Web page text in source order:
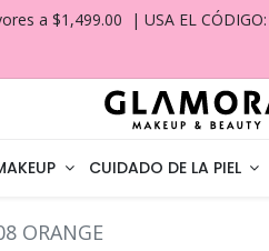
a $1,499.00 | USA EL CÓDIGO:
CUIDADO DE LA PIEL
ORANGE